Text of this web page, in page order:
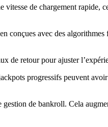
de chargement rapide,
avec des
de retour pour ajuster
progressifs peuvent
de bankroll. Cela